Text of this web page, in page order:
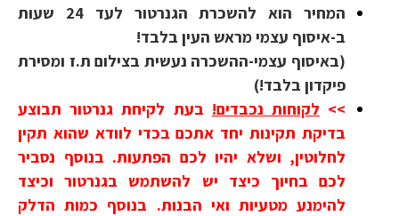
המחיר הוא להשכרת הגנרטור לעד 24 שעות
ב-איסוף עצמי מראש העין בלבד!
(באיסוף עצמי-ההשכרה נעשית בצילום ת.ז ומסירת
פיקדון בלבד!)
>> לקוחות נכבדים! בעת לקיחת גנרטור תבוצע
בדיקת תקינות יחד אתכם בכדי לוודא שהוא תקין
לחלוטין, ושלא יהיו לכם הפתעות. בנוסף נסביר
לכם בחיוך כיצד יש להשתמש בגנרטור וכיצד
להימנע מטעיות ואי הבנות. בנוסף כמות הדלק